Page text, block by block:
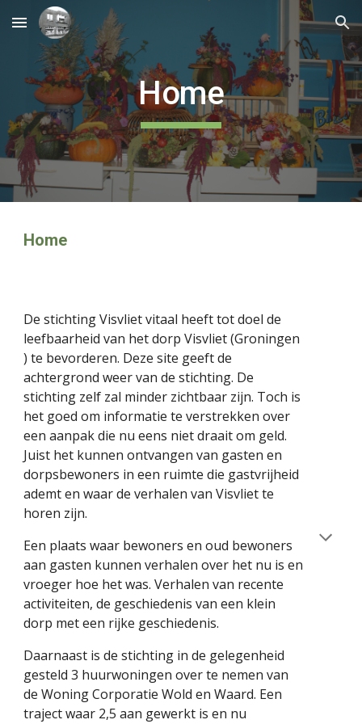
Skip to main content Skip to navigation
Home
Home
De stichting Visvliet vitaal heeft tot doel de
leefbaarheid van het dorp Visvliet (Groningen
) te bevorderen. Deze site geeft de
achtergrond weer van de stichting. De
stichting zelf zal minder zichtbaar zijn. Toch is
het goed om informatie te verstrekken over
een aanpak die nu eens niet draait om geld.
Juist het kunnen ontvangen van gasten en
dorpsbewoners in een ruimte die gastvrijheid
ademt en waar de verhalen van Visvliet te
horen zijn.
Een plaats waar bewoners en oud bewoners
aan gasten kunnen verhalen over het nu is en
vroeger hoe het was. Verhalen van recente
activiteiten, de geschiedenis van een klein
dorp met een rijke geschiedenis.
Daarnaast is de stichting in de gelegenheid
gesteld 3 huurwoningen over te nemen van
de Woning Corporatie Wold en Waard. Een
traject waar 2,5 aan gewerkt is en nu